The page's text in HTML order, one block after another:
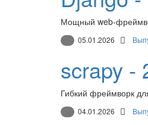
Мощный web-
05.01.2026
scrapy -
Гибкий фреймворк
04.01.2026